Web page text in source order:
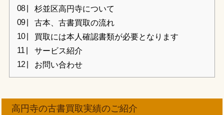
杉並区高円寺について
古本、古書買取の流れ
買取には本人確認書類が必要となります
サービス紹介
お問い合わせ
高円寺の古書買取実績のご紹介